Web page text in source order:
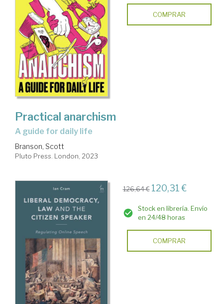
COMPRAR
Practical anarchism
a guide for daily life
Branson, Scott
Pluto Press. London, 2023
126,64 € 120,31 €
Stock en librería. Envío
en 24/48 horas
COMPRAR